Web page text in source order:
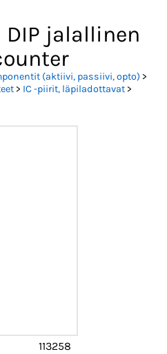
jalallinen
(aktiivi, passiivi, opto) >
> IC -piirit, läpiladottavat>
113258